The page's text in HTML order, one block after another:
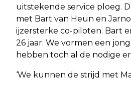
uitstekende service ploeg.
met Bart van Heun en
ijzersterke co-piloten. Bart
26 jaar. We vormen een
hebben toch al de nodige
‘We kunnen de strijd met